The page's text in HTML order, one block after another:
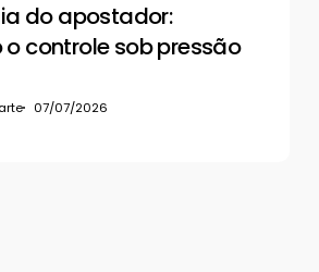
do apostador:
controle sob pressão
07/07/2026